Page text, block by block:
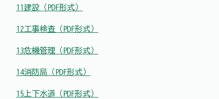
11建設（PDF形式）
12工事検査（PDF形式）
13危機管理（PDF形式）
14消防局（PDF形式）
15上下水道（PDF形式）